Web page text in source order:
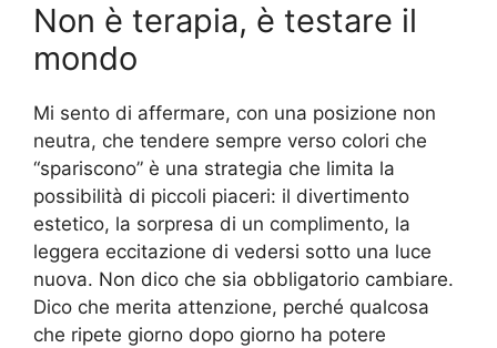
Non è terapia, è testare il
mondo
Mi sento di affermare, con una posizione non
neutra, che tendere sempre verso colori che
“spariscono” è una strategia che limita la
possibilità di piccoli piaceri: il divertimento
estetico, la sorpresa di un complimento, la
leggera eccitazione di vedersi sotto una luce
nuova. Non dico che sia obbligatorio cambiare.
Dico che merita attenzione, perché qualcosa
che ripete giorno dopo giorno ha potere